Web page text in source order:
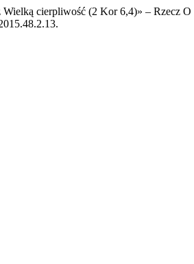
cierpliwość (2 Kor 6,4)» – Rzecz